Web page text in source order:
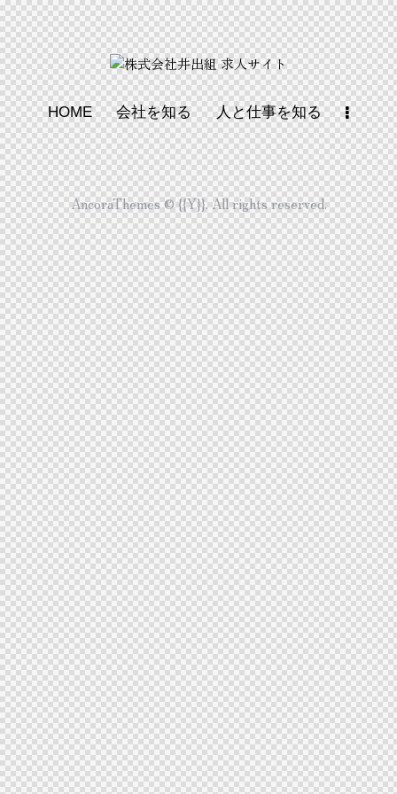
HOME 会社を知る 人と仕事を知る
AncoraThemes© {{Y}}. All rights reserved.